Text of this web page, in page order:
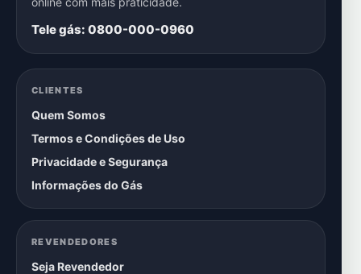
Tele gás: 0800-000-0960
CLIENTES
Quem Somos
Termos e Condições de Uso
Privacidade e Segurança
Informações do Gás
REVENDEDORES
Seja Revendedor